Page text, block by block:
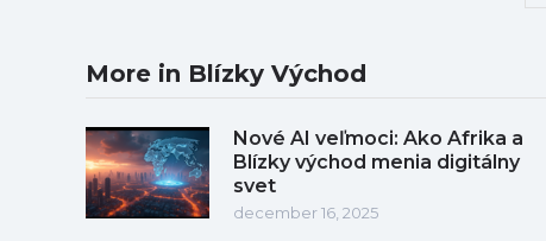
More in Blízky Východ
Nové AI veľmoci: Ako Afrika a
Blízky východ menia digitálny
svet
december 16, 2025